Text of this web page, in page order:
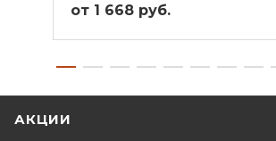
от 1 668 руб.
АКЦИИ